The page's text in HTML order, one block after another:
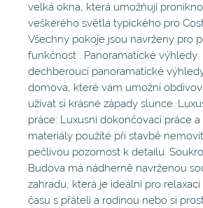
velká okna, která umožňují
veškerého světla typického pro
Všechny pokoje jsou navrženy pro
funkčnost . Panoramatické výhledy:
dechberoucí panoramatické
domova, které vám umožní
užívat si krásné západy slunce.
práce: Luxusní dokončovací práce
materiály použité při stavbě
pečlivou pozornost k detailu.
Budova má nádherně navrženou
zahradu, která je ideální pro
času s přáteli a rodinou nebo si